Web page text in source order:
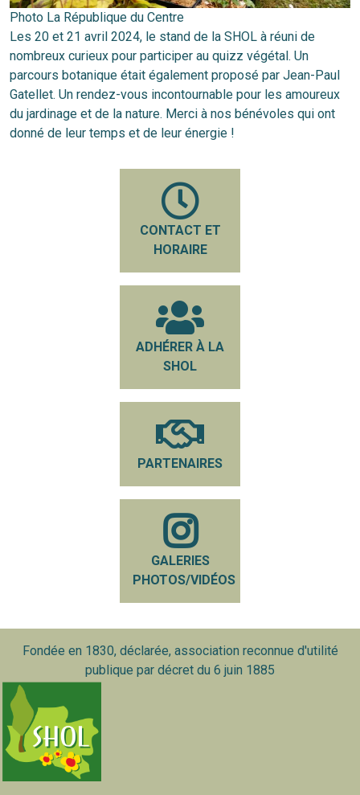
Photo La République du Centre
Les 20 et 21 avril 2024, le stand de la SHOL à réuni de
nombreux curieux pour participer au quizz végétal. Un
parcours botanique était également proposé par Jean-Paul
Gatellet. Un rendez-vous incontournable pour les amoureux
du jardinage et de la nature. Merci à nos bénévoles qui ont
donné de leur temps et de leur énergie !
CONTACT ET
HORAIRE
ADHÉRER À LA
SHOL
PARTENAIRES
GALERIES
PHOTOS/VIDÉOS
Fondée en 1830, déclarée, association reconnue d'utilité
publique par décret du 6 juin 1885